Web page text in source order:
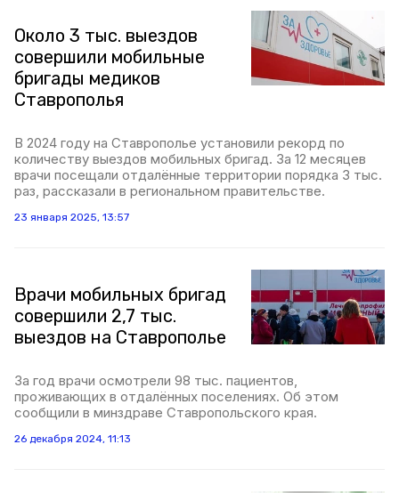
Около 3 тыс. выездов
совершили мобильные
бригады медиков
Ставрополья
В 2024 году на Ставрополье установили рекорд по
количеству выездов мобильных бригад. За 12 месяцев
врачи посещали отдалённые территории порядка 3 тыс.
раз, рассказали в региональном правительстве.
23 января 2025, 13:57
Врачи мобильных бригад
совершили 2,7 тыс.
выездов на Ставрополье
За год врачи осмотрели 98 тыс. пациентов,
проживающих в отдалённых поселениях. Об этом
сообщили в минздраве Ставропольского края.
26 декабря 2024, 11:13